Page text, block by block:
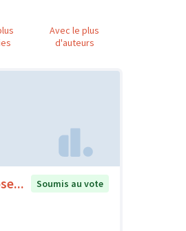
Avec le plus
d'auteurs
Soumis au vote